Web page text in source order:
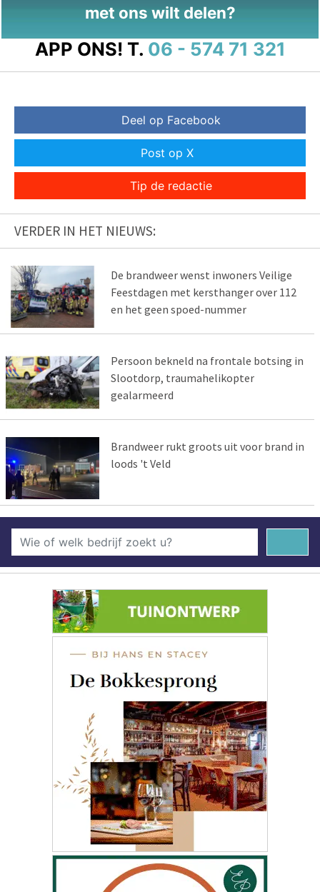
met ons wilt delen?
APP ONS! T. 06 - 574 71 321
Deel op Facebook
Post op X
Tip de redactie
VERDER IN HET NIEUWS:
De brandweer wenst inwoners Veilige
Feestdagen met kersthanger over 112
en het geen spoed-nummer
Persoon bekneld na frontale botsing in
Slootdorp, traumahelikopter
gealarmeerd
Brandweer rukt groots uit voor brand in
loods 't Veld